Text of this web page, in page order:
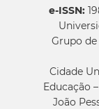
e-ISSN:
Grupo
Cidade
Educação
João